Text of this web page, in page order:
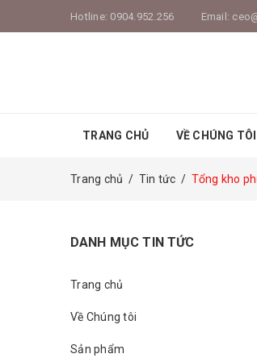
Hotline: 0904.952.256 Email:
TRANG CHỦ VỀ CHÚNG TÔI
Trang chủ / Tin tức / Tổng kho
DANH MỤC TIN TỨC
Trang chủ
Về Chúng tôi
Sản phẩm